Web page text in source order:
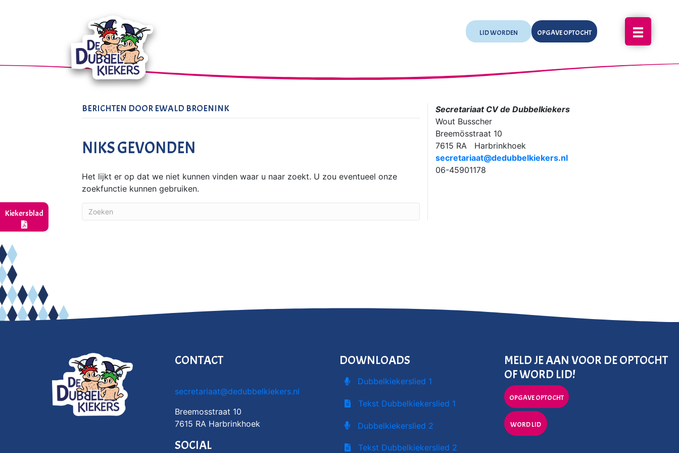
LID WORDEN OPGAVE OPTOCHT
BERICHTEN DOOR EWALD BROENINK
NIKS GEVONDEN
Het lijkt er op dat we niet kunnen vinden waar u naar zoekt. U zou eventueel onze
zoekfunctie kunnen gebruiken.
Secretariaat CV de Dubbelkiekers
Wout Busscher
Breemösstraat 10
7615 RA Harbrinkhoek
secretariaat@dedubbelkiekers.nl
06-45901178
CONTACT
secretariaat@dedubbelkiekers.nl
Breemosstraat 10
7615 RA Harbrinkhoek
SOCIAL
DOWNLOADS
Dubbelkiekerslied 1
Tekst Dubbelkiekerslied 1
Dubbelkiekerslied 2
Tekst Dubbelkiekerslied 2
MELD JE AAN VOOR DE OPTOCHT
OF WORD LID!
OPGAVE OPTOCHT
WORD LID
Kiekersblad